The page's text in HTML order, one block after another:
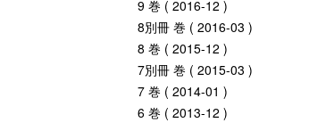
9 巻 ( 2016-12 )
8別冊 巻 ( 2016-03 )
8 巻 ( 2015-12 )
7別冊 巻 ( 2015-03 )
7 巻 ( 2014-01 )
6 巻 ( 2013-12 )